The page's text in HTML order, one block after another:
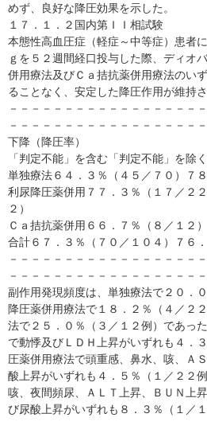
めず、良好な降圧効果を示した。
１７．１．２国内第ＩＩ相試験
本態性高血圧症（軽症～中等症）患者
ｇを５２週間経口投与した際、ディオ
併用療法及びＣａ拮抗薬併用療法のい
ることなく、安定した降圧作用が維持さ
－－－－－－－－－－－－－－－－－
－－－－－－－－－－－－－－－－－
下降（降圧率）
「判定不能」を含む「判定不能」を除く
単独療法６４．３％（４５／７０）７
利尿降圧薬併用７７．３％（１７／２
２）
Ｃａ拮抗薬併用６６．７％（８／１２
合計６７．３％（７０／１０４）７６
－－－－－－－－－－－－－－－－－
－－－－－－－－－－－－－－－－－
副作用発現頻度は、単独療法で２０．
降圧薬併用療法で１８．２％（４／２
法で２５．０％（３／１２例）であっ
で動悸及びＬＤＨ上昇がいずれも４．
圧薬併用療法で頭重感、鼻水、咳、Ａ
酸上昇がいずれも４．５％（１／２２
咳、夜間頻尿、ＡＬＴ上昇、ＢＵＮ上
び尿酸上昇がいずれも８．３％（１／